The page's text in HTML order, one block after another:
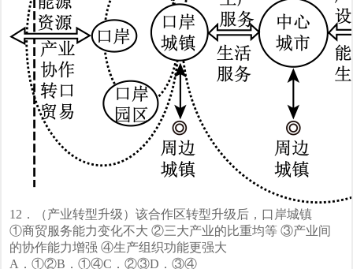
12．（产业转型升级）该合作区转型升级后，口岸城镇
①商贸服务能力变化不大 ②三大产业的比重均等 ③产业间
的协作能力增强 ④生产组织功能更强大
A．①②B．①④C．②③D．③④